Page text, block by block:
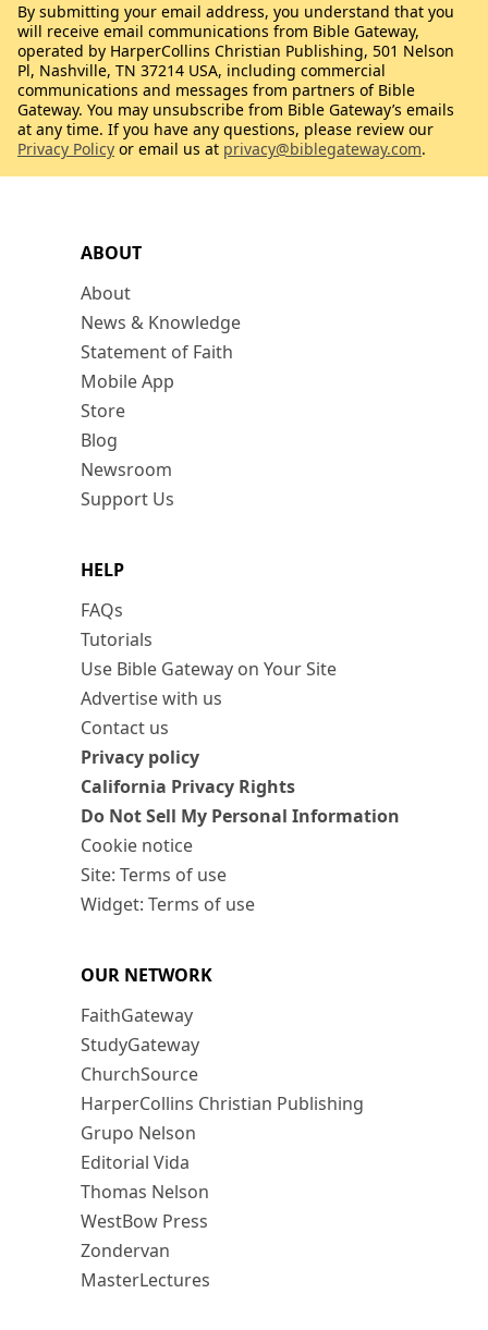
ABOUT
About
News & Knowledge
Statement of Faith
Mobile App
Store
Blog
Newsroom
Support Us
HELP
FAQs
Tutorials
Use Bible Gateway on Your Site
Advertise with us
Contact us
Privacy policy
California Privacy Rights
Do Not Sell My Personal Information
Cookie notice
Site: Terms of use
Widget: Terms of use
OUR NETWORK
FaithGateway
StudyGateway
ChurchSource
HarperCollins Christian Publishing
Grupo Nelson
Editorial Vida
Thomas Nelson
WestBow Press
Zondervan
MasterLectures
By submitting your email address, you understand that you
will receive email communications from Bible Gateway,
operated by HarperCollins Christian Publishing, 501 Nelson
Pl, Nashville, TN 37214 USA, including commercial
communications and messages from partners of Bible
Gateway. You may unsubscribe from Bible Gateway’s emails
at any time. If you have any questions, please review our
Privacy Policy or email us at privacy@biblegateway.com.